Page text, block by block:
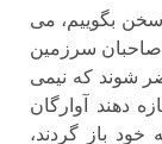
سخن بگوییم، می
صاحبان سرزمین
شوند که نیمی
دهند آوارگان
خود باز گردند،